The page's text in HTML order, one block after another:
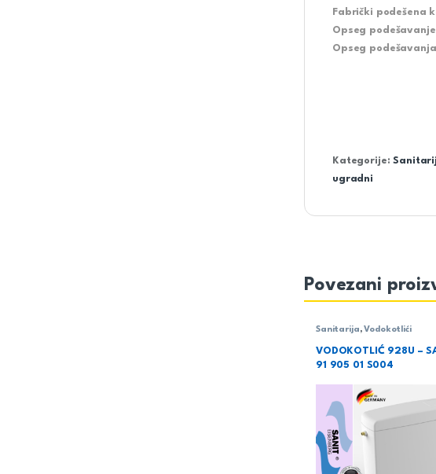
Fabrički podešena
Opseg
Opseg
Kategorije:
ugradni
Povezani
Sanitarija,Vodokotlići
VODOKOTLIĆ 928U –
91 905 01 S004